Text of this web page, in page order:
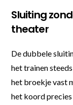
Sluiting
theater
De dubbele
het trainen
het broekje vast
het koord